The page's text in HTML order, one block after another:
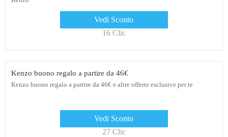
Vedi Sconto
16 Clic
Kenzo buono regalo a partire da 46€
Kenzo buono regalo a partire da 46€ e altre offerte esclusive per te
Vedi Sconto
27 Clic